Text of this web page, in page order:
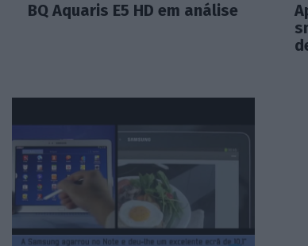
BQ Aquaris E5 HD em análise